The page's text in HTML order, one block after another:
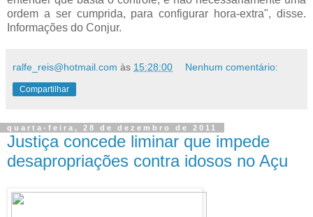
ordem a ser cumprida, para configurar hora-extra", disse.
Informações do Conjur.
ralfe_reis@hotmail.com às 15:28:00 Nenhum comentário:
Compartilhar
quarta-feira, 28 de dezembro de 2011
Justiça concede liminar que impede
desapropriações contra idosos no Açu